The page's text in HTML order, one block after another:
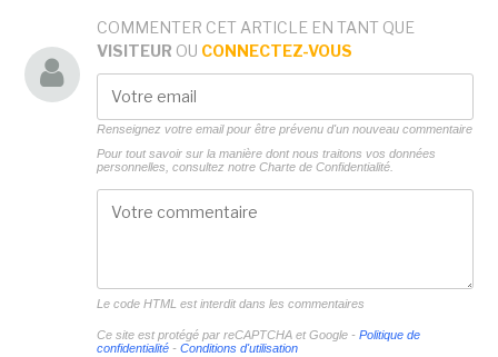
COMMENTER CET ARTICLE EN TANT QUE
VISITEUR OU CONNECTEZ-VOUS
Renseignez votre email pour être prévenu d'un nouveau commentaire
Pour tout savoir sur la manière dont nous traitons vos données
personnelles, consultez notre Charte de Confidentialité.
Le code HTML est interdit dans les commentaires
Ce site est protégé par reCAPTCHA et Google - Politique de
confidentialité- Conditions d'utilisation